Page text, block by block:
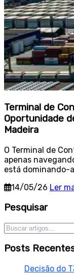
Terminal de
Oportunidade
Madeira
O Terminal de
apenas
está dominando-
14/05/26 Ler
Sidebar
Pesquisar
Pesquisar por:
Posts
Decisão do